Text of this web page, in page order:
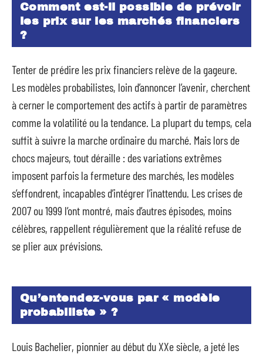
Comment est-il possible de prévoir
les prix sur les marchés financiers
?
Tenter de prédire les prix financiers relève de la gageure.
Les modèles probabilistes, loin d’annoncer l’avenir, cherchent
à cerner le comportement des actifs à partir de paramètres
comme la volatilité ou la tendance. La plupart du temps, cela
suffit à suivre la marche ordinaire du marché. Mais lors de
chocs majeurs, tout déraille : des variations extrêmes
imposent parfois la fermeture des marchés, les modèles
s’effondrent, incapables d’intégrer l’inattendu. Les crises de
2007 ou 1999 l’ont montré, mais d’autres épisodes, moins
célèbres, rappellent régulièrement que la réalité refuse de
se plier aux prévisions.
Qu’entendez-vous par « modèle
probabiliste » ?
Louis Bachelier, pionnier au début du XXe siècle, a jeté les